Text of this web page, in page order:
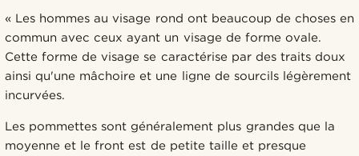
« Les hommes au visage rond ont beaucoup de choses en
commun avec ceux ayant un visage de forme ovale.
Cette forme de visage se caractérise par des traits doux
ainsi qu'une mâchoire et une ligne de sourcils légèrement
incurvées.
Les pommettes sont généralement plus grandes que la
moyenne et le front est de petite taille et presque